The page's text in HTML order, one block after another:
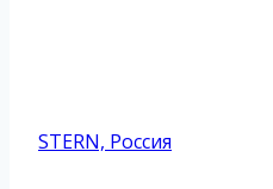
STERN, Россия